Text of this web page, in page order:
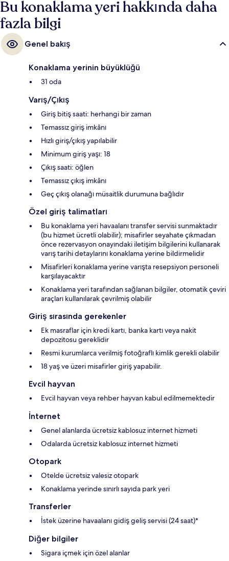
Bu konaklama yeri hakkında daha
fazla bilgi
Genel bakış
Konaklama yerinin büyüklüğü
31 oda
Varış/Çıkış
Giriş bitiş saati: herhangi bir zaman
Temassız giriş imkânı
Hızlı giriş/çıkış yapılabilir
Minimum giriş yaşı: 18
Çıkış saati: öğlen
Temassız çıkış imkânı
Geç çıkış olanağı müsaitlik durumuna bağlıdır
Özel giriş talimatları
Bu konaklama yeri havaalanı transfer servisi sunmaktadır
(bu hizmet ücretli olabilir); misafirler seyahate çıkmadan
önce rezervasyon onayındaki iletişim bilgilerini kullanarak
varış tarihi detaylarını konaklama yerine bildirmelidir
Misafirleri konaklama yerine varışta resepsiyon personeli
karşılayacaktır
Konaklama yeri tarafından sağlanan bilgiler, otomatik çeviri
araçları kullanılarak çevrilmiş olabilir
Giriş sırasında gerekenler
Ek masraflar için kredi kartı, banka kartı veya nakit
depozitosu gereklidir
Resmi kurumlarca verilmiş fotoğraflı kimlik gerekli olabilir
18 yaş ve üzeri misafirler giriş yapabilir.
Evcil hayvan
Evcil hayvan veya rehber hayvan kabul edilmemektedir
İnternet
Genel alanlarda ücretsiz kablosuz internet hizmeti
Odalarda ücretsiz kablosuz internet hizmeti
Otopark
Otelde ücretsiz valesiz otopark
Konaklama yerinde sınırlı sayıda park yeri
Transferler
İstek üzerine havaalanı gidiş geliş servisi (24 saat)*
Diğer bilgiler
Sigara içmek için özel alanlar